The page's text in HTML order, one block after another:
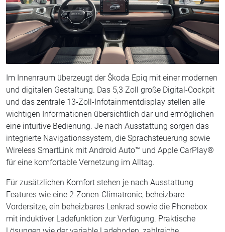
Im Innenraum überzeugt der Škoda Epiq mit einer modernen
und digitalen Gestaltung. Das 5,3 Zoll große Digital-Cockpit
und das zentrale 13-Zoll-Infotainmentdisplay stellen alle
wichtigen Informationen übersichtlich dar und ermöglichen
eine intuitive Bedienung. Je nach Ausstattung sorgen das
integrierte Navigationssystem, die Sprachsteuerung sowie
Wireless SmartLink mit Android Auto™ und Apple CarPlay®
für eine komfortable Vernetzung im Alltag.
Für zusätzlichen Komfort stehen je nach Ausstattung
Features wie eine 2-Zonen-Climatronic, beheizbare
Vordersitze, ein beheizbares Lenkrad sowie die Phonebox
mit induktiver Ladefunktion zur Verfügung. Praktische